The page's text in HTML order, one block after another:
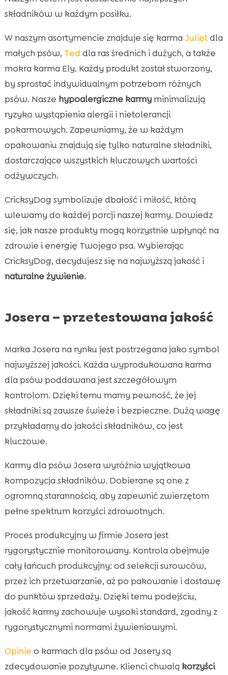
składników w każdym posiłku.
W naszym asortymencie znajduje się karma Julietdla
małych psów, Teddla ras średnich i dużych, a także
mokra karma Ely. Każdy produkt został stworzony,
by sprostać indywidualnym potrzebom różnych
psów. Nasze hypoalergiczne karmyminimalizują
ryzyko wystąpienia alergii i nietolerancji
pokarmowych. Zapewniamy, że w każdym
opakowaniu znajdują się tylko naturalne składniki,
dostarczające wszystkich kluczowych wartości
odżywczych.
CricksyDog symbolizuje dbałość i miłość, którą
wlewamy do każdej porcji naszej karmy. Dowiedz
się, jak nasze produkty mogą korzystnie wpłynąć na
zdrowie i energię Twojego psa. Wybierając
CricksyDog, decydujesz się na najwyższą jakość i
naturalne żywienie.
Josera – przetestowana jakość
Marka Josera na rynku jest postrzegana jako symbol
najwyższej jakości. Każda wyprodukowana karma
dla psów poddawana jest szczegółowym
kontrolom. Dzięki temu mamy pewność, że jej
składniki są zawsze świeże i bezpieczne. Dużą wagę
przykładamy do jakości składników, co jest
kluczowe.
Karmy dla psów Josera wyróżnia wyjątkowa
kompozycja składników. Dobierane są one z
ogromną starannością, aby zapewnić zwierzętom
pełne spektrum korzyści zdrowotnych.
Proces produkcyjny w firmie Josera jest
rygorystycznie monitorowany. Kontrola obejmuje
cały łańcuch produkcyjny: od selekcji surowców,
przez ich przetwarzanie, aż po pakowanie i dostawę
do punktów sprzedaży. Dzięki temu podejściu,
jakość karmy zachowuje wysoki standard, zgodny z
rygorystycznymi normami żywieniowymi.
Opinie o karmach dla psów od Josery są
zdecydowanie pozytywne. Klienci chwalą korzyści